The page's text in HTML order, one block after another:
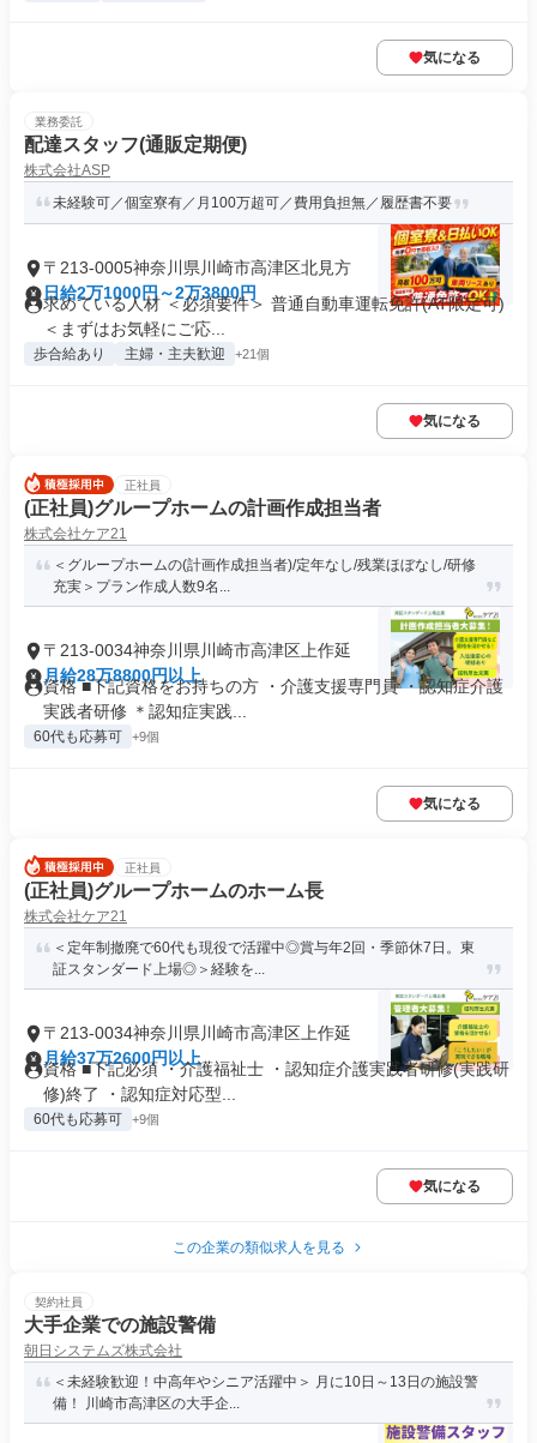
気になる
業務委託
配達スタッフ(通販定期便)
株式会社ASP
未経験可／個室寮有／月100万超可／費用負担無／履歴書不要
〒213-0005神奈川県川崎市高津区北見方
日給2万1000円～2万3800円
求めている人材 ＜必須要件＞ 普通自動車運転免許(AT限定可)
＜まずはお気軽にご応...
歩合給あり 主婦・主夫歓迎 +21個
気になる
正社員
(正社員)グループホームの計画作成担当者
株式会社ケア21
＜グループホームの(計画作成担当者)/定年なし/残業ほぼなし/研修
充実＞プラン作成人数9名...
〒213-0034神奈川県川崎市高津区上作延
月給28万8800円以上
資格 ■下記資格をお持ちの方 ・介護支援専門員 ・認知症介護
実践者研修 ＊認知症実践...
60代も応募可 +9個
気になる
正社員
(正社員)グループホームのホーム長
株式会社ケア21
＜定年制撤廃で60代も現役で活躍中◎賞与年2回・季節休7日。東
証スタンダード上場◎＞経験を...
〒213-0034神奈川県川崎市高津区上作延
月給37万2600円以上
資格 ■下記必須 ・介護福祉士 ・認知症介護実践者研修(実践研
修)終了 ・認知症対応型...
60代も応募可 +9個
気になる
この企業の類似求人を見る
契約社員
大手企業での施設警備
朝日システムズ株式会社
＜未経験歓迎！中高年やシニア活躍中＞ 月に10日～13日の施設警
備！ 川崎市高津区の大手企...